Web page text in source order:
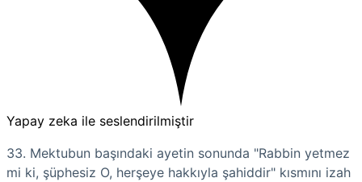
Yapay zeka ile seslendirilmiştir
33. Mektubun başındaki ayetin sonunda "Rabbin yetmez
mi ki, şüphesiz O, herşeye hakkıyla şahiddir" kısmını izah